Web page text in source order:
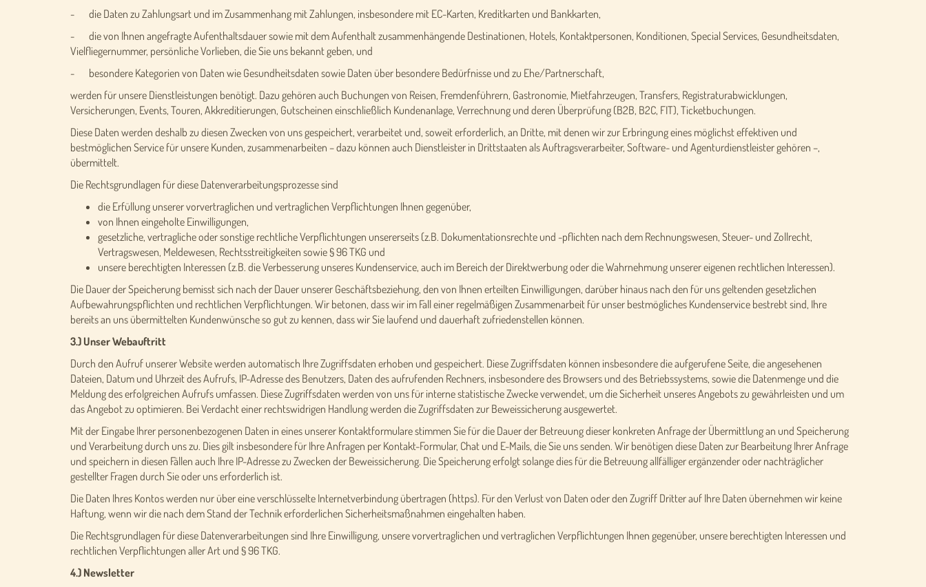
- die Daten zu Zahlungsart und im Zusammenhang mit Zahlungen, insbesondere mit EC-Karten, Kreditkarten und Bankkarten,
- die von Ihnen angefragte Aufenthaltsdauer sowie mit dem Aufenthalt zusammenhängende Destinationen, Hotels, Kontaktpersonen, Konditionen, Special Services, Gesundheitsdaten,
Vielfliegernummer, persönliche Vorlieben, die Sie uns bekannt geben, und
- besondere Kategorien von Daten wie Gesundheitsdaten sowie Daten über besondere Bedürfnisse und zu Ehe/Partnerschaft,
werden für unsere Dienstleistungen benötigt. Dazu gehören auch Buchungen von Reisen, Fremdenführern, Gastronomie, Mietfahrzeugen, Transfers, Registraturabwicklungen,
Versicherungen, Events, Touren, Akkreditierungen, Gutscheinen einschließlich Kundenanlage, Verrechnung und deren Überprüfung (B2B, B2C, FIT), Ticketbuchungen.
Diese Daten werden deshalb zu diesen Zwecken von uns gespeichert, verarbeitet und, soweit erforderlich, an Dritte, mit denen wir zur Erbringung eines möglichst effektiven und
bestmöglichen Service für unsere Kunden, zusammenarbeiten – dazu können auch Dienstleister in Drittstaaten als Auftragsverarbeiter, Software- und Agenturdienstleister gehören –,
übermittelt.
Die Rechtsgrundlagen für diese Datenverarbeitungsprozesse sind
die Erfüllung unserer vorvertraglichen und vertraglichen Verpflichtungen Ihnen gegenüber,
von Ihnen eingeholte Einwilligungen,
gesetzliche, vertragliche oder sonstige rechtliche Verpflichtungen unsererseits (z.B. Dokumentationsrechte und -pflichten nach dem Rechnungswesen, Steuer- und Zollrecht,
Vertragswesen, Meldewesen, Rechtsstreitigkeiten sowie § 96 TKG und
unsere berechtigten Interessen (z.B. die Verbesserung unseres Kundenservice, auch im Bereich der Direktwerbung oder die Wahrnehmung unserer eigenen rechtlichen Interessen).
Die Dauer der Speicherung bemisst sich nach der Dauer unserer Geschäftsbeziehung, den von Ihnen erteilten Einwilligungen, darüber hinaus nach den für uns geltenden gesetzlichen
Aufbewahrungspflichten und rechtlichen Verpflichtungen. Wir betonen, dass wir im Fall einer regelmäßigen Zusammenarbeit für unser bestmögliches Kundenservice bestrebt sind, Ihre
bereits an uns übermittelten Kundenwünsche so gut zu kennen, dass wir Sie laufend und dauerhaft zufriedenstellen können.
3.) Unser Webauftritt
Durch den Aufruf unserer Website werden automatisch Ihre Zugriffsdaten erhoben und gespeichert. Diese Zugriffsdaten können insbesondere die aufgerufene Seite, die angesehenen
Dateien, Datum und Uhrzeit des Aufrufs, IP-Adresse des Benutzers, Daten des aufrufenden Rechners, insbesondere des Browsers und des Betriebssystems, sowie die Datenmenge und die
Meldung des erfolgreichen Aufrufs umfassen. Diese Zugriffsdaten werden von uns für interne statistische Zwecke verwendet, um die Sicherheit unseres Angebots zu gewährleisten und um
das Angebot zu optimieren. Bei Verdacht einer rechtswidrigen Handlung werden die Zugriffsdaten zur Beweissicherung ausgewertet.
Mit der Eingabe Ihrer personenbezogenen Daten in eines unserer Kontaktformulare stimmen Sie für die Dauer der Betreuung dieser konkreten Anfrage der Übermittlung an und Speicherung
und Verarbeitung durch uns zu. Dies gilt insbesondere für Ihre Anfragen per Kontakt-Formular, Chat und E-Mails, die Sie uns senden. Wir benötigen diese Daten zur Bearbeitung Ihrer Anfrage
und speichern in diesen Fällen auch Ihre IP-Adresse zu Zwecken der Beweissicherung. Die Speicherung erfolgt solange dies für die Betreuung allfälliger ergänzender oder nachträglicher
gestellter Fragen durch Sie oder uns erforderlich ist.
Die Daten Ihres Kontos werden nur über eine verschlüsselte Internetverbindung übertragen (https). Für den Verlust von Daten oder den Zugriff Dritter auf Ihre Daten übernehmen wir keine
Haftung, wenn wir die nach dem Stand der Technik erforderlichen Sicherheitsmaßnahmen eingehalten haben.
Die Rechtsgrundlagen für diese Datenverarbeitungen sind Ihre Einwilligung, unsere vorvertraglichen und vertraglichen Verpflichtungen Ihnen gegenüber, unsere berechtigten Interessen und
rechtlichen Verpflichtungen aller Art und § 96 TKG.
4.) Newsletter